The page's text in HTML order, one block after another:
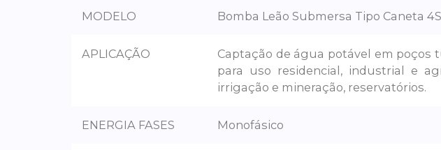
MODELO Bomba Leão Submersa Tipo Caneta
APLICAÇÃO
Captação de água potável em poços
para uso residencial, industrial e
irrigação e mineração, reservatórios.
ENERGIA FASES Monofásico